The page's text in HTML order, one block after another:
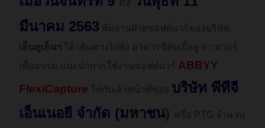
มีนาคม 2563 ทีมงานฝ่ายซอฟต์แวร์ของบริษัท
เอ็นทูเอ็นฯ ได้ เดินทางไปยัง อาคารซีดับเบิ้ลยู ทาวเวอร์
เพื่ออบรม แนะนำการใช้งานซอฟต์แวร์ ABBYY
FlexiCapture ให้กับเจ้าหน้าที่ของ บริษัท พีทีจี
เอ็นเนอยี จำกัด (มหาชน)
หรือ PTG จำนวน